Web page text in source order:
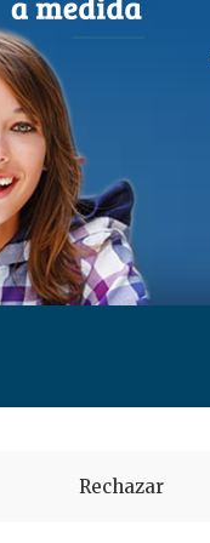
Rechazar